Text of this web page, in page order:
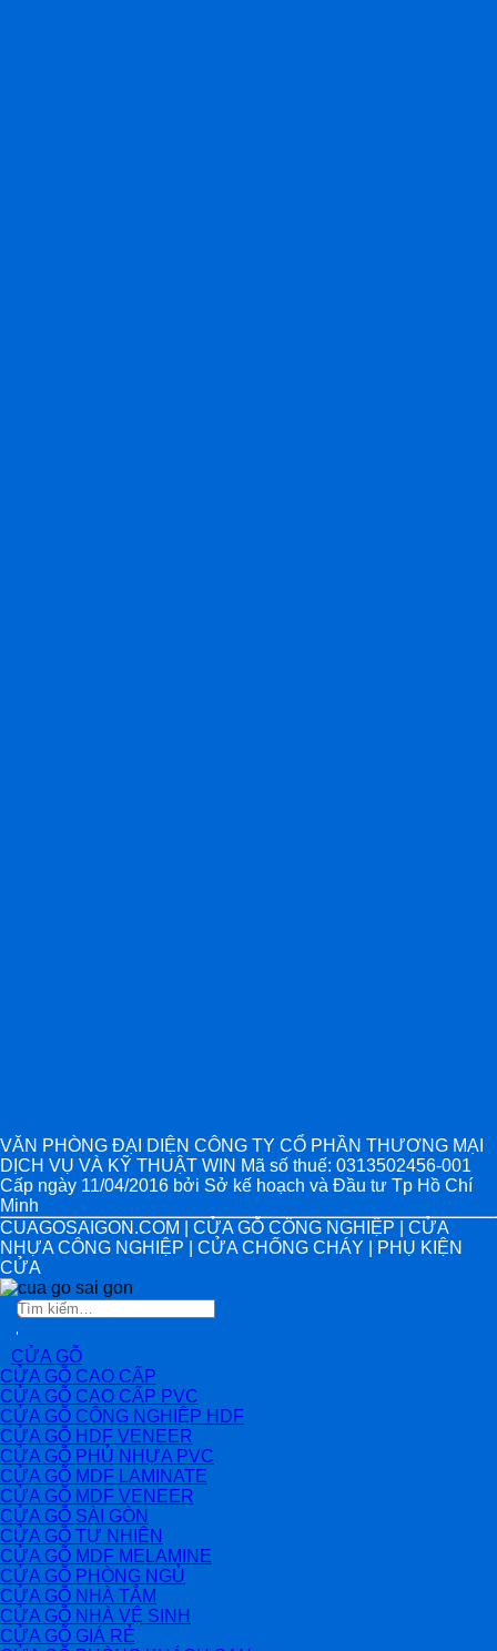
VĂN PHÒNG ĐẠI DIỆN CÔNG TY CỔ PHẦN THƯƠNG MẠI
DỊCH VỤ VÀ KỸ THUẬT WIN Mã số thuế: 0313502456-001
Cấp ngày 11/04/2016 bởi Sở kế hoạch và Đầu tư Tp Hồ Chí
Minh
CUAGOSAIGON.COM | CỬA GỖ CÔNG NGHIỆP | CỬA
NHỰA CÔNG NGHIỆP | CỬA CHỐNG CHÁY | PHỤ KIỆN
CỬA
Tìm
CỬA GỖ
CỬA GỖ CAO CẤP
CỬA GỖ CAO CẤP PVC
CỬA GỖ CÔNG NGHIỆP HDF
CỬA GỖ HDF VENEER
CỬA GỖ PHỦ NHỰA PVC
CỬA GỖ MDF LAMINATE
CỬA GỖ MDF VENEER
CỬA GỖ SÀI GÒN
CỬA GỖ TỰ NHIÊN
CỬA GỖ MDF MELAMINE
CỬA GỖ PHÒNG NGỦ
CỬA GỖ NHÀ TẮM
CỬA GỖ NHÀ VỆ SINH
CỬA GỖ GIÁ RẺ